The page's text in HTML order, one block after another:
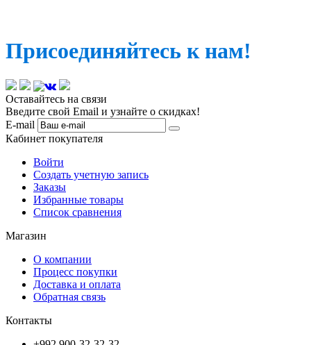
Присоединяйтесь к нам!
Оставайтесь на связи
Введите свой Email и узнайте о скидках!
E-mail
Кабинет покупателя
Войти
Создать учетную запись
Заказы
Избранные товары
Список сравнения
Магазин
О компании
Процесс покупки
Доставка и оплата
Обратная связь
Контакты